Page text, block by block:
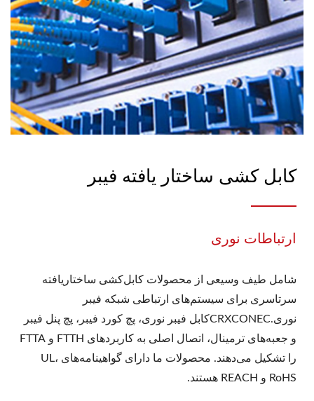
کابل کشی ساختار یافته فیبر
ارتباطات نوری
شامل طیف وسیعی از محصولات کابل‌کشی ساختاریافته
سرتاسری برای سیستم‌های ارتباطی شبکه فیبر
نوری.CRXCONECکابل فیبر نوری، پچ کورد فیبر، پچ پنل فیبر
و جعبه‌های ترمینال، اتصال اصلی به کاربردهای FTTH و FTTA
را تشکیل می‌دهند. محصولات ما دارای گواهینامه‌های UL،
RoHS و REACH هستند.